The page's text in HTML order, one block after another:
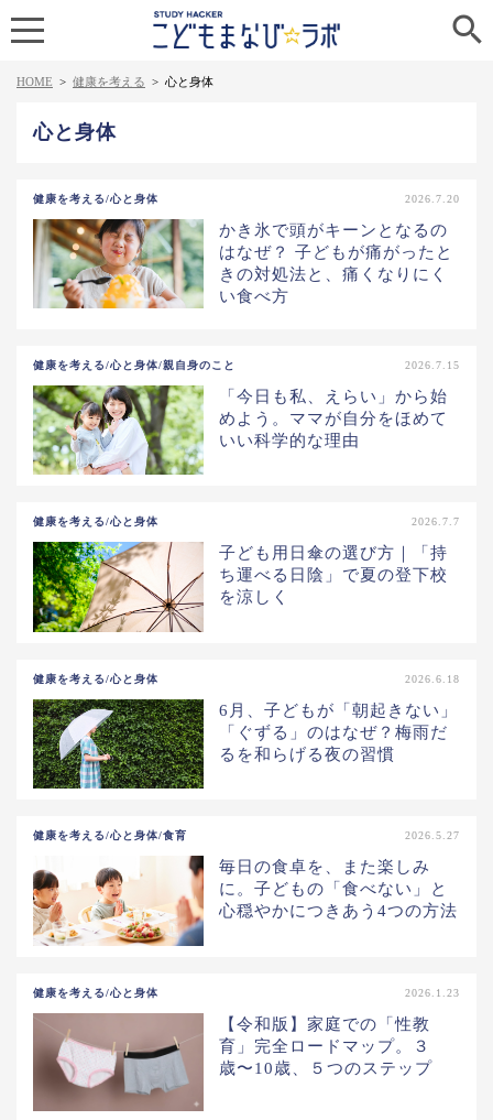

HOME > 健康を考える > 心と身体
心と身体
健康を考える/心と身体 2026.7.20
かき氷で頭がキーンとなるの
はなぜ？ 子どもが痛がったと
きの対処法と、痛くなりにく
い食べ方
健康を考える/心と身体/親自身のこと 2026.7.15
「今日も私、えらい」から始
めよう。ママが自分をほめて
いい科学的な理由
健康を考える/心と身体 2026.7.7
子ども用日傘の選び方｜「持
ち運べる日陰」で夏の登下校
を涼しく
健康を考える/心と身体 2026.6.18
6月、子どもが「朝起きない」
「ぐずる」のはなぜ？梅雨だ
るを和らげる夜の習慣
健康を考える/心と身体/食育 2026.5.27
毎日の食卓を、また楽しみ
に。子どもの「食べない」と
心穏やかにつきあう4つの方法
健康を考える/心と身体 2026.1.23
【令和版】家庭での「性教
育」完全ロードマップ。３
歳〜10歳、５つのステップ